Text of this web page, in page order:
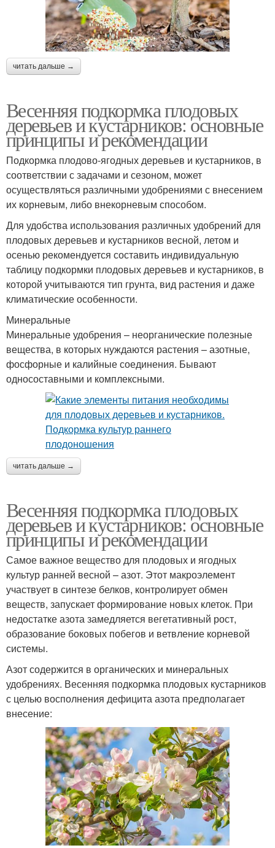
читать дальше →
Весенняя подкормка плодовых
деревьев и кустарников: основные
принципы и рекомендации
Подкормка плодово-ягодных деревьев и кустарников, в
соответствии с задачами и сезоном, может
осуществляться различными удобрениями с внесением
их корневым, либо внекорневым способом.
Для удобства использования различных удобрений для
плодовых деревьев и кустарников весной, летом и
осенью рекомендуется составить индивидуальную
таблицу подкормки плодовых деревьев и кустарников, в
которой учитываются тип грунта, вид растения и даже
климатические особенности.
Минеральные
Минеральные удобрения – неорганические полезные
вещества, в которых нуждаются растения – азотные,
фосфорные и калийные соединения. Бывают
односоставными и комплексными.
читать дальше →
Весенняя подкормка плодовых
деревьев и кустарников: основные
принципы и рекомендации
Самое важное вещество для плодовых и ягодных
культур ранней весной – азот. Этот макроэлемент
участвует в синтезе белков, контролирует обмен
веществ, запускает формирование новых клеток. При
недостатке азота замедляется вегетативный рост,
образование боковых побегов и ветвление корневой
системы.
Азот содержится в органических и минеральных
удобрениях. Весенняя подкормка плодовых кустарников
с целью восполнения дефицита азота предполагает
внесение: